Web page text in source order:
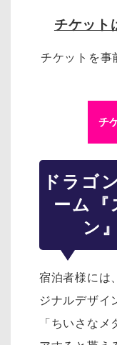
チケット
チケットを事
チ
ドラゴ
ーム『
ン
宿泊者様には
ジナルデザイ
「ちいさな